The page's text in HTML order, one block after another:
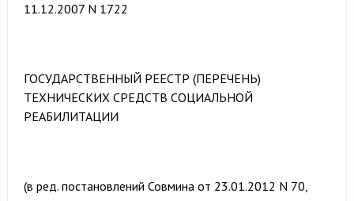
11.12.2007 N 1722
ГОСУДАРСТВЕННЫЙ РЕЕСТР (ПЕРЕЧЕНЬ)
ТЕХНИЧЕСКИХ СРЕДСТВ СОЦИАЛЬНОЙ
РЕАБИЛИТАЦИИ
(в ред. постановлений Совмина от 23.01.2012 N 70,